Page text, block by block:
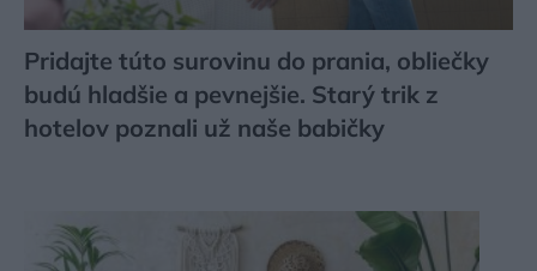
Pridajte túto surovinu do prania, obliečky
budú hladšie a pevnejšie. Starý trik z
hotelov poznali už naše babičky